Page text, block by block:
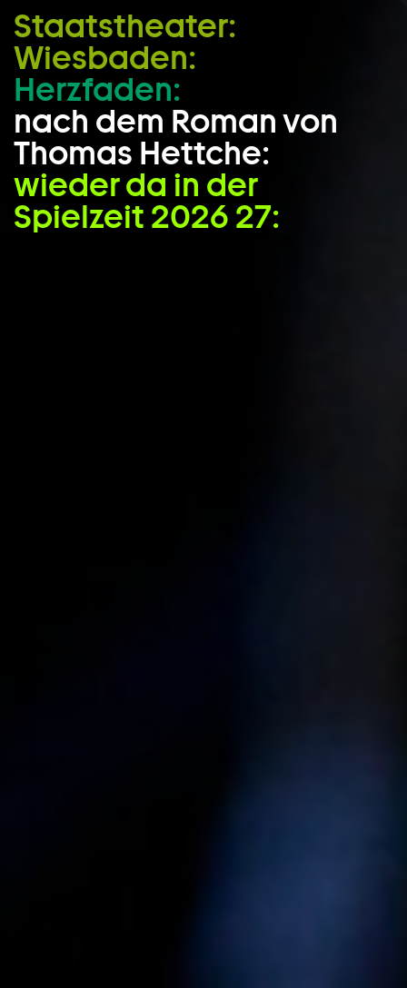
Zum Hauptinhalt springen
Zum Footer springen
Staatstheater:
Wiesbaden:
Herzfaden:
nach dem Roman von
Thomas Hettche:
wieder da in der
Spielzeit 2026 27: